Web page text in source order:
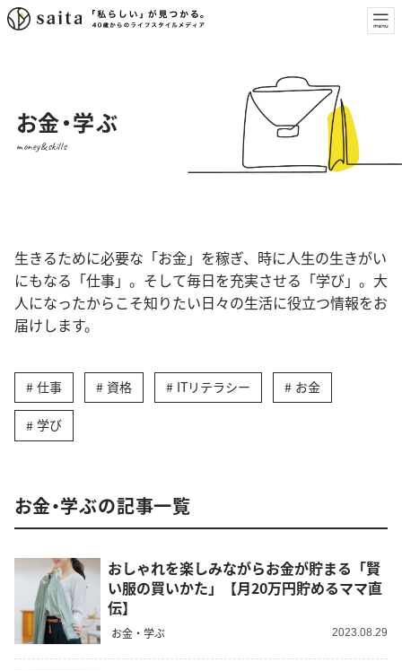
お金・学ぶ
money&skills
生きるために必要な「お金」を稼ぎ、時に人生の生きがい
にもなる「仕事」。そして毎日を充実させる「学び」。大
人になったからこそ知りたい日々の生活に役立つ情報をお
届けします。
仕事 資格 ITリテラシー お金
学び
お金・学ぶの記事一覧
おしゃれを楽しみながらお金が貯まる「賢
い服の買いかた」【月20万円貯めるママ直
伝】
お金・学ぶ 2023.08.29